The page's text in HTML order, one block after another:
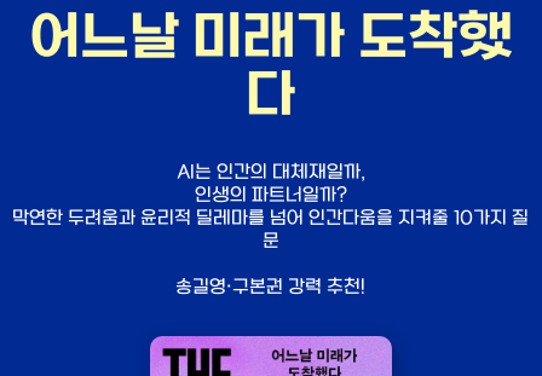
어느날 미래가 도착했
다
AI는 인간의 대체재일까,
인생의 파트너일까?
막연한 두려움과 윤리적 딜레마를 넘어 인간다움을 지켜줄 10가지 질
문
송길영·구본권 강력 추천!